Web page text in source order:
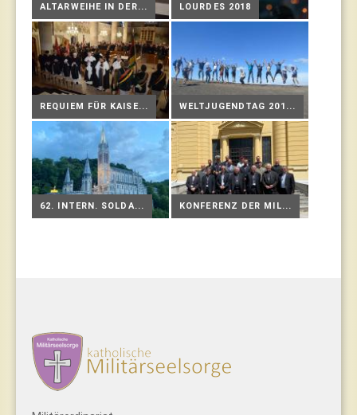
ALTARWEIHE IN DER... LOURDES 2018
REQUIEM FÜR KAISE... WELTJUGENDTAG 201...
62. INTERN. SOLDA... KONFERENZ DER MIL...